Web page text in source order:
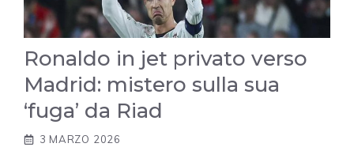
Ronaldo in jet privato verso
Madrid: mistero sulla sua
‘fuga’ da Riad
3 MARZO 2026